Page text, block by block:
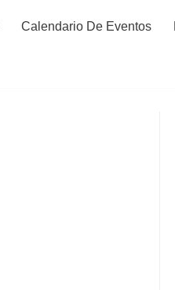
Calendario De Eventos